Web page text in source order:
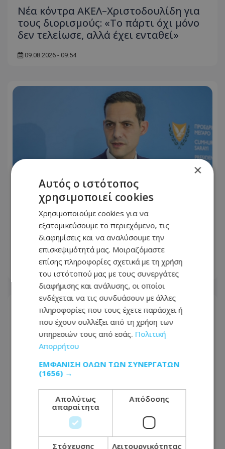
Νέα κόντρα ΑΚΕΛ–Χριστοδουλίδη για
τους διορισμούς: «Το πάρτι όχι μόνο
δεν τελείωσε, αλλά έχει ενταθεί»
09.08.2026 - 09:54
«Ο χρόνος δεν νομιμοποιεί τα
τετελεσμένα της εισβολής» – Το
μήνυμα Λετυμπιώτη από τη Λετύμπου
09.08.2026 - 09:26
Η προεδρική μάχη άρχισε- Το μεγάλο
×
Αυτός ο ιστότοπος
χρησιμοποιεί cookies
Χρησιμοποιούμε cookies για να
εξατομικεύσουμε το περιεχόμενο, τις
διαφημίσεις και να αναλύσουμε την
επισκεψιμότητά μας. Μοιραζόμαστε
επίσης πληροφορίες σχετικά με τη χρήση
του ιστότοπού μας με τους συνεργάτες
διαφήμισης και ανάλυσης, οι οποίοι
ενδέχεται να τις συνδυάσουν με άλλες
πληροφορίες που τους έχετε παράσχει ή
που έχουν συλλέξει από τη χρήση των
υπηρεσιών τους από εσάς. Πολιτική
Απορρήτου
ΕΜΦΆΝΙΣΗ ΌΛΩΝ ΤΩΝ ΣΥΝΕΡΓΑΤΏΝ
(1656) →
Απολύτως
απαραίτητα
Απόδοσης
Στόχευσης Λειτουργικότητας